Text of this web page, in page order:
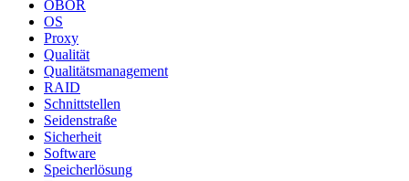
OBOR
OS
Proxy
Qualität
Qualitätsmanagement
RAID
Schnittstellen
Seidenstraße
Sicherheit
Software
Speicherlösung